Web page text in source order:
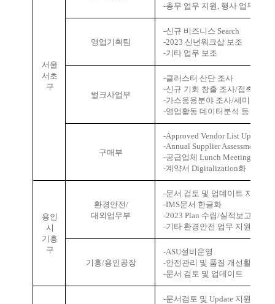
서울
서초
구
-총무 업무 지원 행사 업무 지원
영업기획팀
-신규 비즈니스 Search
-2023 신년워크샵 보조
-기타 업무 보조
벌크사업부
-클러스터 산단 조사
-신규 기회 창출 조사/접촉
-가스응용분야 조사/세미나
-영업활동 데이터분석 등 기타
구매부
-Approved Vendor List Update
-Annual Supplier Assessment
-공급업체 Lunch Meeting
-계약서 Digitalization화
용인
시
기흥
구
환경안전/
대외업무부
-문서 검토 및 업데이트 지원
-IMS문서 한글화
-2023 Plan 수립/실적보고 지원
-기타 환경안전 업무 지원
기흥/용인공장
-ASU설비운영
-안전관리 및 품질 개선활동
-문서 검토 및 업데이트
-문서검토 및 Update 지원